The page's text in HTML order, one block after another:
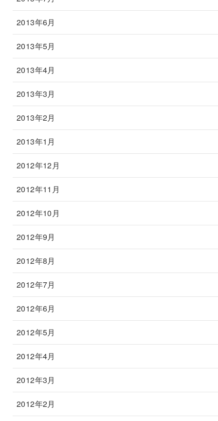
2013年6月
2013年5月
2013年4月
2013年3月
2013年2月
2013年1月
2012年12月
2012年11月
2012年10月
2012年9月
2012年8月
2012年7月
2012年6月
2012年5月
2012年4月
2012年3月
2012年2月